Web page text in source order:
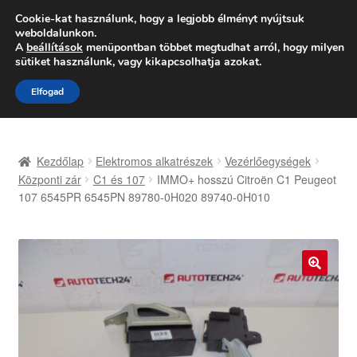
SZÁLLÍTÁS 2618 Ft-tól
Hétfő-Péntek 9:00–16:0006 80 088 054
Ugrás
a
navigációhoz
Kilépés
a
tartalomba
Adatvédelmi irányelvek
Kezdőlap Elektromos alkatrészek
Vezérlőegységek
Központi zár
C1 és 107
IMMO+ hosszú Citroën C1 Peugeot
107 6545PR 6545PN 89780-0H020 89740-0H010
🔍
Cookie-kat használunk, hogy a legjobb élményt nyújtsuk
weboldalunkon.
A beállítások menüpontban többet megtudhat arról, hogy milyen
sütiket használunk, vagy kikapcsolhatja azokat.
Elfogad